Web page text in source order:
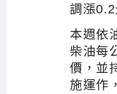
調漲0.2
本週依
柴油每
價，並
施運作